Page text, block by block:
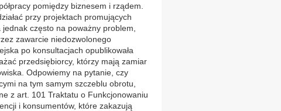
pomiędzy biznesem i rządem.
przy projektach promujących
często na poważny problem,
zawarcie niedozwolonego
po konsultacjach opublikowała
przedsiębiorcy, którzy mają zamiar
Odpowiemy na pytanie, czy
na tym samym szczeblu obrotu,
z art. 101 Traktatu o Funkcjonowaniu
i konsumentów, które zakazują